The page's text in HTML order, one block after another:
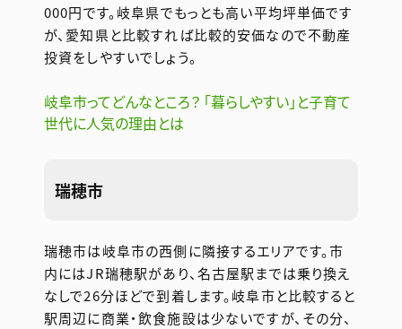
000円です。岐阜県でもっとも高い平均坪単価です
が、愛知県と比較すれば比較的安価なので不動産
投資をしやすいでしょう。
岐阜市ってどんなところ？ 「暮らしやすい」と子育て
世代に人気の理由とは
瑞穂市
瑞穂市は岐阜市の西側に隣接するエリアです。市
内にはJR瑞穂駅があり、名古屋駅までは乗り換え
なしで26分ほどで到着します。岐阜市と比較すると
駅周辺に商業・飲食施設は少ないですが、その分、